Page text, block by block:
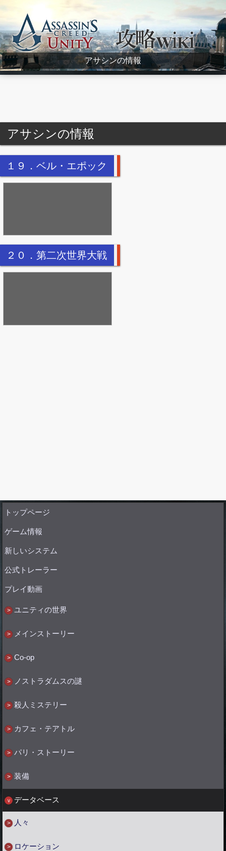
Assassin's Creed Unity Wiki
アサシンの情報
アサシンの情報
１９．ベル・エポック
２０．第二次世界大戦
トップページ
ゲーム情報
新しいシステム
公式トレーラー
プレイ動画
ユニティの世界
メインストーリー
Co-op
ノストラダムスの謎
殺人ミステリー
カフェ・テアトル
パリ・ストーリー
装備
データベース
人々
ロケーション